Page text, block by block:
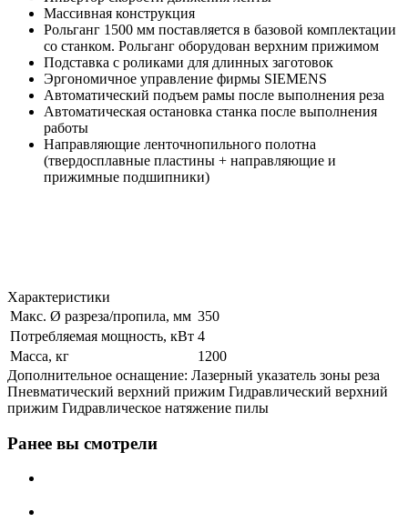
Массивная конструкция
Рольганг 1500 мм поставляется в базовой комплектации
со станком. Рольганг оборудован верхним прижимом
Подставка с роликами для длинных заготовок
Эргономичное управление фирмы SIEMENS
Автоматический подъем рамы после выполнения реза
Автоматическая остановка станка после выполнения
работы
Направляющие ленточнопильного полотна
(твердосплавные пластины + направляющие и
прижимные подшипники)
Характеристики
Макс. Ø разреза/пропила, мм 350
Потребляемая мощность, кВт 4
Масса, кг
1200
Дополнительное оснащение: Лазерный указатель зоны реза
Пневматический верхний прижим Гидравлический верхний
прижим Гидравлическое натяжение пилы
Ранее вы смотрели